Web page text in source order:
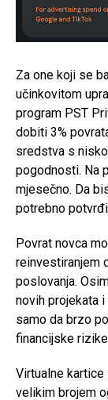
Za one koji se
učinkovitom
program PST
dobiti 3%
sredstva s
pogodnosti. Na
mjesečno. Da
potrebno
Povrat novca
reinvestiranjem
poslovanja.
novih projekata
samo da brzo
financijske
Virtualne kartice
velikim brojem